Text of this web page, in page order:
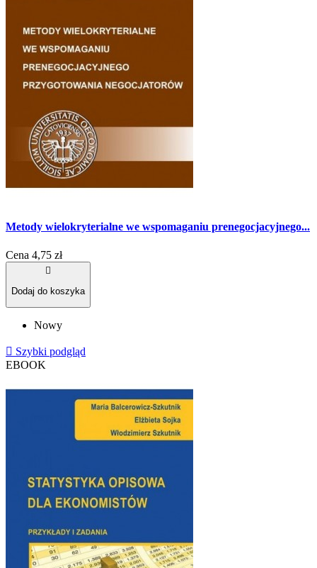
Metody wielokryterialne we wspomaganiu prenegocjacyjnego...
Cena 4,75 zł

Dodaj do koszyka
Nowy
 Szybki podgląd
EBOOK